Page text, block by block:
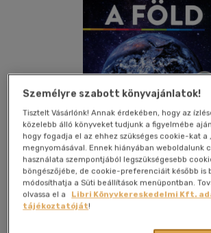
Kívánságlistához adom
Személyre szabott könyvajánlatok!
Tisztelt Vásárlónk! Annak érdekében, hogy az
közelebb álló könyveket tudjunk a figyelmébe
hogy fogadja el az ehhez szükséges cookie-kat a
megnyomásával. Ennek hiányában weboldalunk
használata szempontjából legszükségesebb
böngészőjébe, de cookie-preferenciáit később is
módosíthatja a Süti beállítások menüpontban.
olvassa el a
Libri Könyvkereskedelmi Kft.
tájékoztatóját!